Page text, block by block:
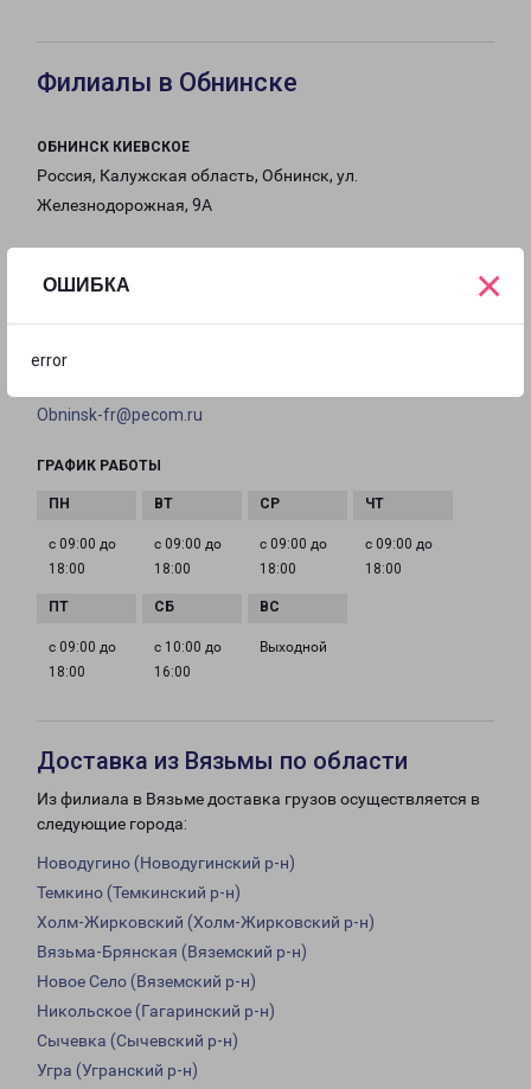
ОШИБКА
error
×
Филиалы в Обнинске
ОБНИНСК КИЕВСКОЕ
Россия, Калужская область, Обнинск, ул.
Железнодорожная, 9А
Obninsk-fr@pecom.ru
ГРАФИК РАБОТЫ
с 09:00 до
18:00
с 09:00 до
18:00
с 09:00 до
18:00
с 09:00 до
18:00
с 09:00 до
18:00
с 10:00 до
16:00
Выходной
Доставка из Вязьмы по области
Из филиала в Вязьме доставка грузов осуществляется в
следующие города:
Новодугино (Новодугинский р-н)
Темкино (Темкинский р-н)
Холм-Жирковский (Холм-Жирковский р-н)
Вязьма-Брянская (Вяземский р-н)
Новое Село (Вяземский р-н)
Никольское (Гагаринский р-н)
Сычевка (Сычевский р-н)
Угра (Угранский р-н)